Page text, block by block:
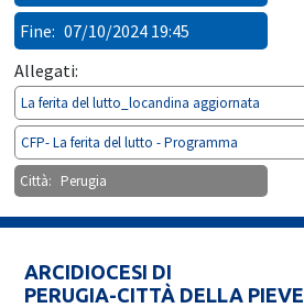
Fine: 07/10/2024 19:45
Allegati:
La ferita del lutto_locandina aggiornata
CFP- La ferita del lutto - Programma
Città: Perugia
ARCIDIOCESI DI
PERUGIA-CITTÀ DELLA PIEVE